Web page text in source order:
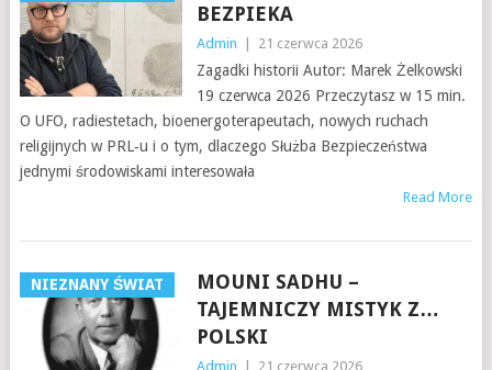
BEZPIEKA
Admin 21 czerwca 2026
Zagadki historii Autor: Marek Żelkowski
19 czerwca 2026 Przeczytasz w 15 min.
O UFO, radiestetach, bioenergoterapeutach, nowych ruchach
religijnych w PRL‑u i o tym, dlaczego Służba Bezpieczeństwa
jednymi środowiskami interesowała
Read More
NIEZNANY ŚWIAT
MOUNI SADHU –
TAJEMNICZY MISTYK Z…
POLSKI
Admin 21 czerwca 2026